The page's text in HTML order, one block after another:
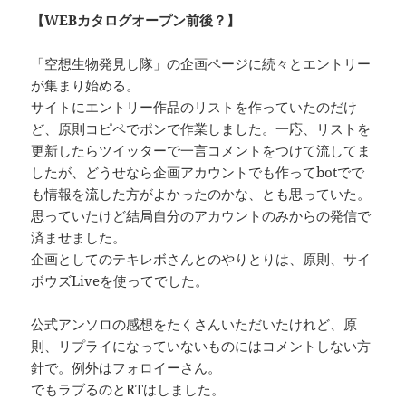
【WEBカタログオープン前後？】
「空想生物発見し隊」の企画ページに続々とエントリー
が集まり始める。
サイトにエントリー作品のリストを作っていたのだけ
ど、原則コピペでポンで作業しました。一応、リストを
更新したらツイッターで一言コメントをつけて流してま
したが、どうせなら企画アカウントでも作ってbotでで
も情報を流した方がよかったのかな、とも思っていた。
思っていたけど結局自分のアカウントのみからの発信で
済ませました。
企画としてのテキレボさんとのやりとりは、原則、サイ
ボウズLiveを使ってでした。
公式アンソロの感想をたくさんいただいたけれど、原
則、リプライになっていないものにはコメントしない方
針で。例外はフォロイーさん。
でもラブるのとRTはしました。